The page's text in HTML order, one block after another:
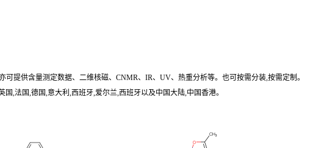
提供含量测定数据、二维核磁、CNMR、IR、UV、热重分析等。也可按需分装,按需定制。
,法国,德国,意大利,西班牙,爱尔兰,西班牙以及中国大陆,中国香港。